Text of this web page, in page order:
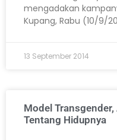
mengadakan
Kupang, Rabu (10/9/
13 September 2014
Model
Tentang Hidupnya